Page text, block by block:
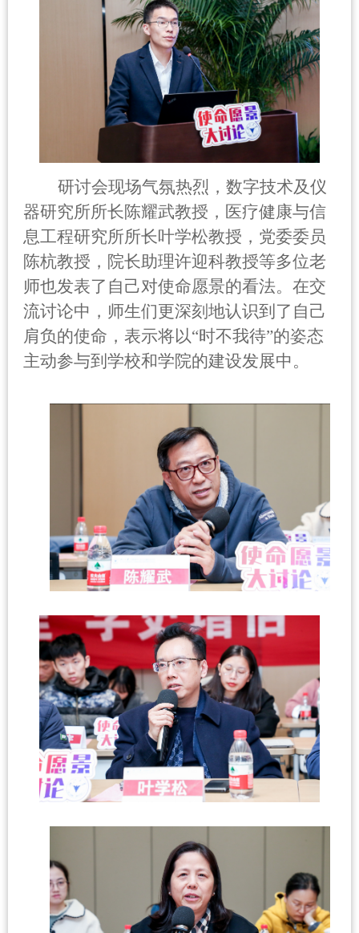
研讨会现场气氛热烈，数字技术及仪
器研究所所长陈耀武教授，医疗健康与信
息工程研究所所长叶学松教授，党委委员
陈杭教授，院长助理许迎科教授等多位老
师也发表了自己对使命愿景的看法。在交
流讨论中，师生们更深刻地认识到了自己
肩负的使命，表示将以“时不我待”的姿态
主动参与到学校和学院的建设发展中。